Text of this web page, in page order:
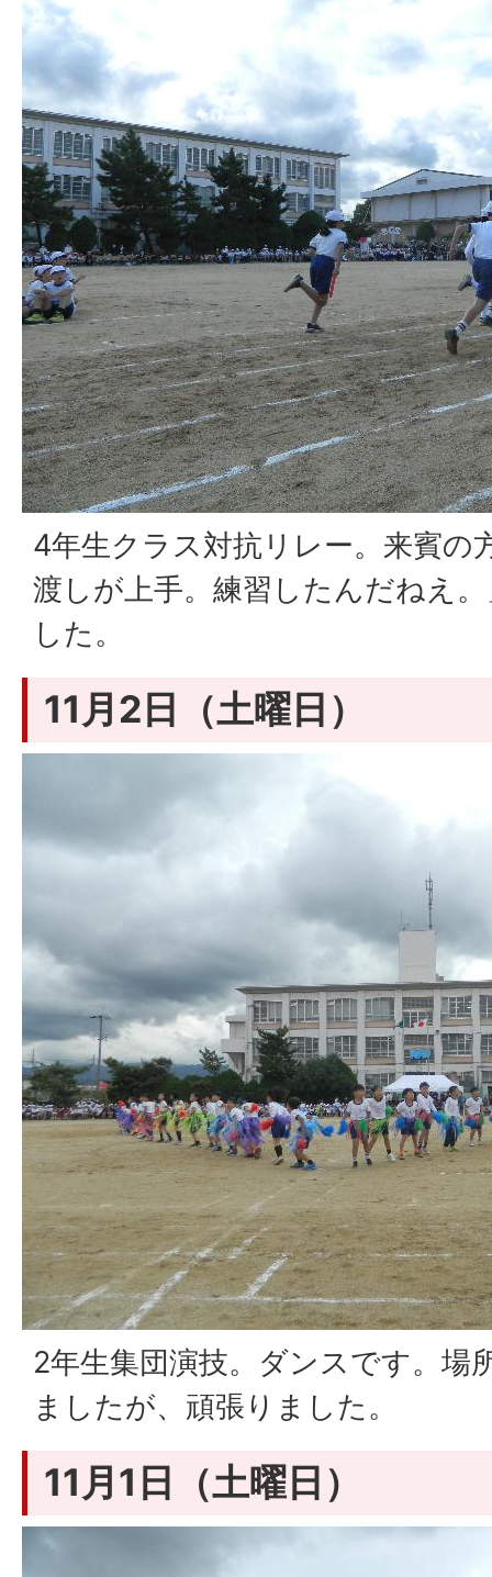
4年生クラス対抗リレー。来賓の
渡しが上手。練習したんだねえ
した。
11月2日（土曜日）
2年生集団演技。ダンスです。場
ましたが、頑張りました。
11月1日（土曜日）